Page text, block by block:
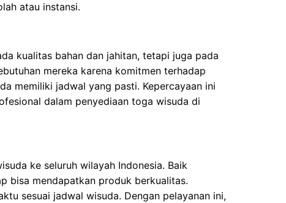
atau instansi.
kualitas bahan dan jahitan, tetapi juga pada
mereka karena komitmen terhadap
memiliki jadwal yang pasti. Kepercayaan ini
dalam penyediaan toga wisuda di
ke seluruh wilayah Indonesia. Baik
bisa mendapatkan produk berkualitas.
sesuai jadwal wisuda. Dengan pelayanan ini,